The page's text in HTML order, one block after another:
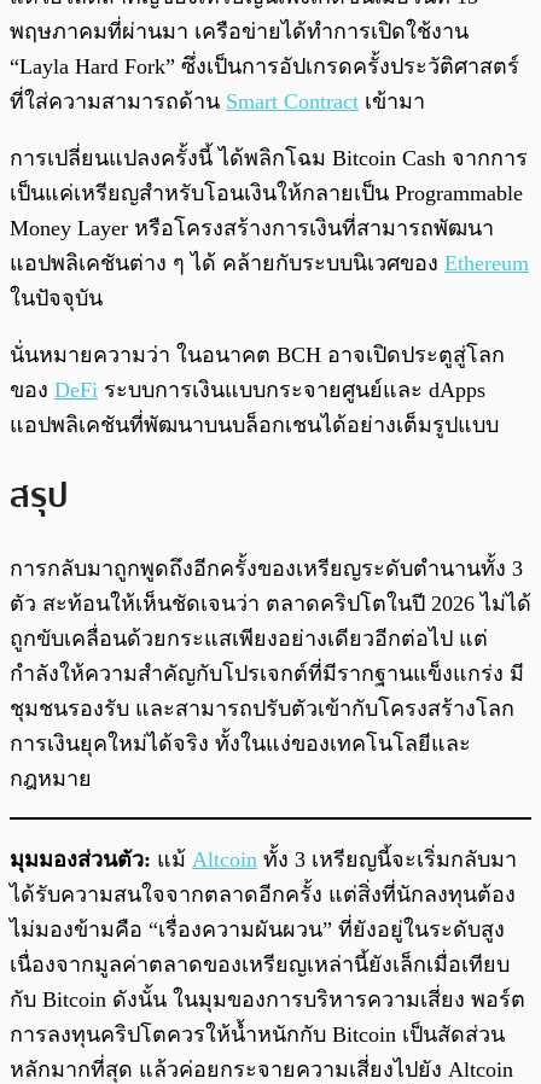
พฤษภาคมที่ผ่านมา เครือข่ายได้ทำการเปิดใช้งาน
“Layla Hard Fork” ซึ่งเป็นการอัปเกรดครั้งประวัติศาสตร์
ที่ใส่ความสามารถด้าน Smart Contract เข้ามา
การเปลี่ยนแปลงครั้งนี้ ได้พลิกโฉม Bitcoin Cash จากการ
เป็นแค่เหรียญสำหรับโอนเงินให้กลายเป็น Programmable
Money Layer หรือโครงสร้างการเงินที่สามารถพัฒนา
แอปพลิเคชันต่าง ๆ ได้ คล้ายกับระบบนิเวศของ Ethereum
ในปัจจุบัน
นั่นหมายความว่า ในอนาคต BCH อาจเปิดประตูสู่โลก
ของ DeFi ระบบการเงินแบบกระจายศูนย์และ dApps
แอปพลิเคชันที่พัฒนาบนบล็อกเชนได้อย่างเต็มรูปแบบ
สรุป
การกลับมาถูกพูดถึงอีกครั้งของเหรียญระดับตำนานทั้ง 3
ตัว สะท้อนให้เห็นชัดเจนว่า ตลาดคริปโตในปี 2026 ไม่ได้
ถูกขับเคลื่อนด้วยกระแสเพียงอย่างเดียวอีกต่อไป แต่
กำลังให้ความสำคัญกับโปรเจกต์ที่มีรากฐานแข็งแกร่ง มี
ชุมชนรองรับ และสามารถปรับตัวเข้ากับโครงสร้างโลก
การเงินยุคใหม่ได้จริง ทั้งในแง่ของเทคโนโลยีและ
กฎหมาย
มุมมองส่วนตัว: แม้ Altcoin ทั้ง 3 เหรียญนี้จะเริ่มกลับมา
ได้รับความสนใจจากตลาดอีกครั้ง แต่สิ่งที่นักลงทุนต้อง
ไม่มองข้ามคือ “เรื่องความผันผวน” ที่ยังอยู่ในระดับสูง
เนื่องจากมูลค่าตลาดของเหรียญเหล่านี้ยังเล็กเมื่อเทียบ
กับ Bitcoin ดังนั้น ในมุมของการบริหารความเสี่ยง พอร์ต
การลงทุนคริปโตควรให้น้ำหนักกับ Bitcoin เป็นสัดส่วน
หลักมากที่สุด แล้วค่อยกระจายความเสี่ยงไปยัง Altcoin